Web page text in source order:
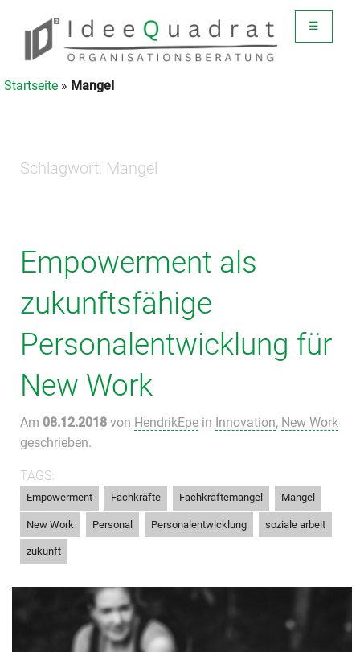
☰
Startseite » Mangel
Schlagwort: Mangel
Empowerment als
zukunftsfähige
Personalentwicklung für
New Work
Am 08.12.2018 von HendrikEpe in Innovation, New Work
geschrieben.
TAGS:
Empowerment Fachkräfte Fachkräftemangel Mangel
New Work Personal Personalentwicklung soziale arbeit
zukunft